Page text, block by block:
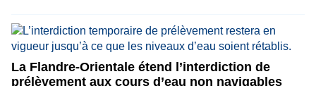
La Flandre-Orientale étend l’interdiction de
prélèvement aux cours d’eau non navigables